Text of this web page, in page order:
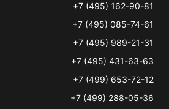
+7 (495) 162-90-81
+7 (495) 085-74-61
+7 (495) 989-21-31
+7 (495) 431-63-63
+7 (499) 653-72-12
+7 (499) 288-05-36